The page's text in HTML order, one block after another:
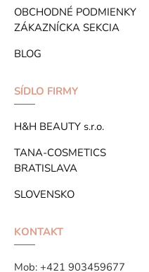
OBCHODNÉ PODMIENKY
ZÁKAZNÍCKA SEKCIA
BLOG
SÍDLO FIRMY
H&H BEAUTY s.r.o.
TANA-COSMETICS
BRATISLAVA
SLOVENSKO
KONTAKT
Mob: +421 903459677